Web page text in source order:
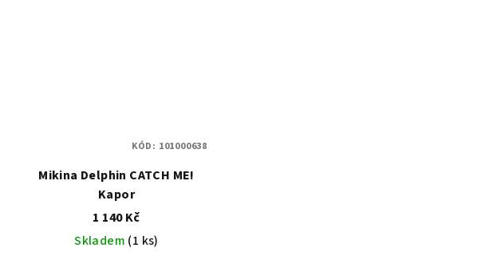
Mikina Delphin CATCH ME!
Kapor
1 140 Kč
Skladem (1 ks)
KÓD: 101000638